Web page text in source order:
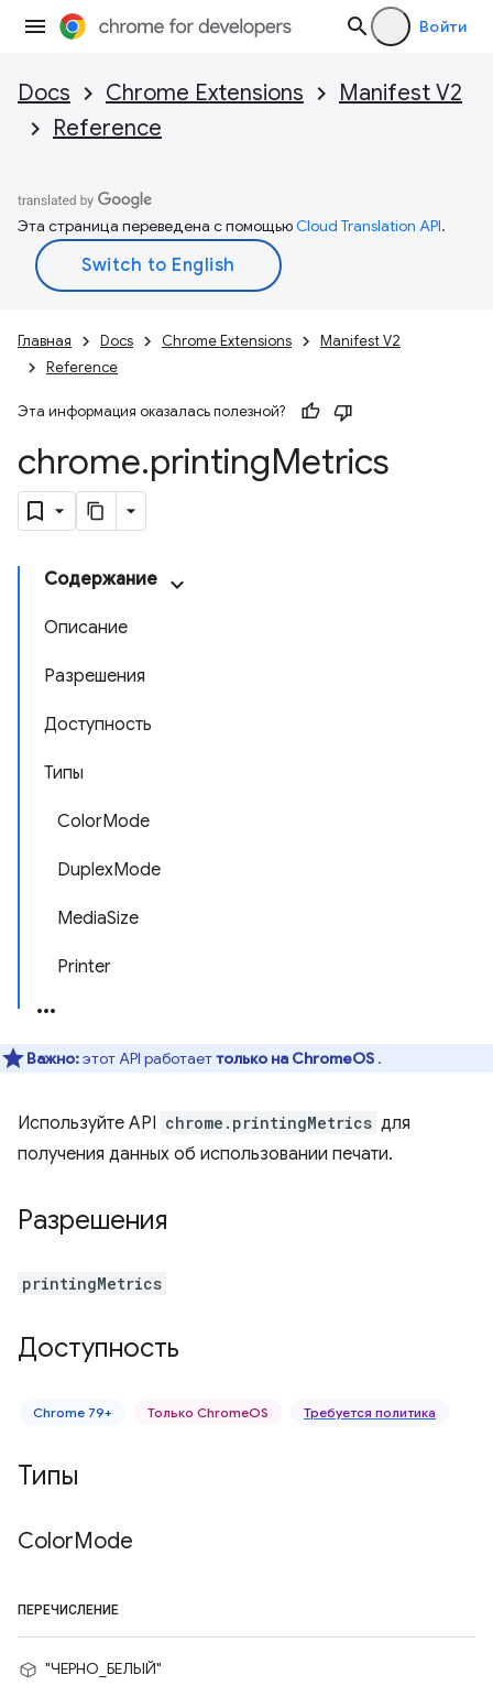
Войти
Docs Chrome Extensions
Manifest V2
Reference
Эта страница переведена с помощьюCloud Translation API.
Главная Docs Chrome Extensions
Manifest V2
Reference
Эта информация оказалась полезной?
chrome.printingMetrics
Содержание
Описание
Разрешения
Доступность
Типы
ColorMode
DuplexMode
MediaSize
Printer
Важно:этот API работаеттолько на ChromeOS .
Используйте API chrome.printingMetrics для
получения данных об использовании печати.
Разрешения
printingMetrics
Доступность
Chrome 79+ Только ChromeOS Требуется политика
Типы
ColorMode
ПЕРЕЧИСЛЕНИЕ
"ЧЕРНО_БЕЛЫЙ"